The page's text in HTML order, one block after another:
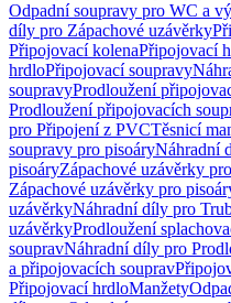
Odpadní soupravy pro WC a
díly pro Zápachové uzávěrky
Připojovací kolenaPřipojovací
hrdloPřipojovací soupravy
soupravyProdloužení
Prodloužení připojovacích
pro Připojení z PVCTěsnicí
soupravy pro pisoáryNáhradní
pisoáryZápachové uzávěrky
Zápachové uzávěrky pro
uzávěrkyNáhradní díly pro
uzávěrkyProdloužení
soupravNáhradní díly pro
a připojovacích souprav
Připojovací hrdloManžety